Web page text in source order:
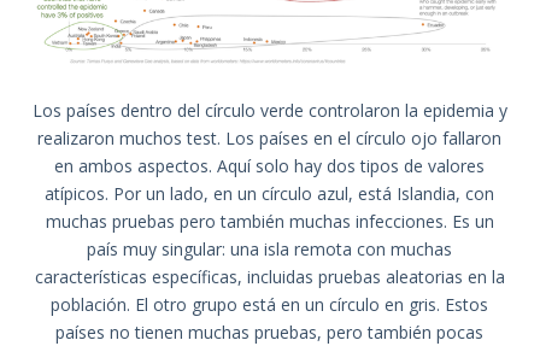
Los países dentro del círculo verde controlaron la epidemia y
realizaron muchos test. Los países en el círculo ojo fallaron
en ambos aspectos. Aquí solo hay dos tipos de valores
atípicos. Por un lado, en un círculo azul, está Islandia, con
muchas pruebas pero también muchas infecciones. Es un
país muy singular: una isla remota con muchas
características específicas, incluidas pruebas aleatorias en la
población. El otro grupo está en un círculo en gris. Estos
países no tienen muchas pruebas, pero también pocas